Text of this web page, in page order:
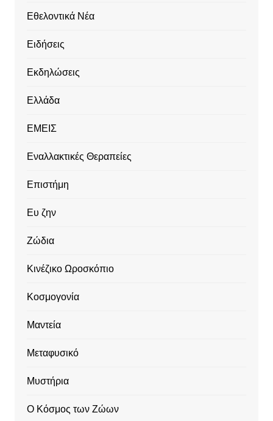
Εθελοντικά Νέα
Ειδήσεις
Εκδηλώσεις
Ελλάδα
ΕΜΕΙΣ
Εναλλακτικές Θεραπείες
Επιστήμη
Ευ ζην
Ζώδια
Κινέζικο Ωροσκόπιο
Κοσμογονία
Μαντεία
Μεταφυσικό
Μυστήρια
Ο Κόσμος των Ζώων